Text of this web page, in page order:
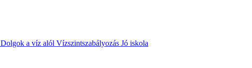
Dolgok a víz alól Vízszintszabályozás Jó iskola